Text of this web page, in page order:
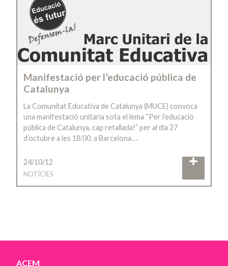
Manifestació per l’educació pública de
Catalunya
La Comunitat Educativa de Catalunya (MUCE) convoca
una manifestació unitària sota el lema “Per l’educació
pública de Catalunya, cap retallada!” per al dia 27
d’octubre a les 18:00, a Barcelona….
24/10/12
NOTÍCIES
ACEM